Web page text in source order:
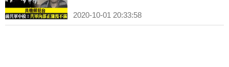
2020-10-01 20:33:58